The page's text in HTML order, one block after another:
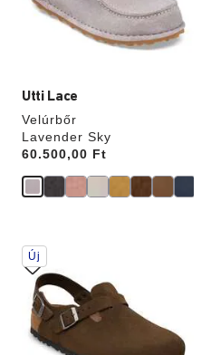
Utti Lace
Velúrbőr
Lavender Sky
Price:
60.500,00 Ft
termékképet
A
színpalettával
való
interakció
frissíti
termékképet
Új